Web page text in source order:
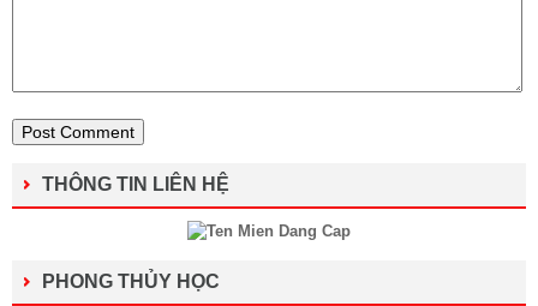
THÔNG TIN LIÊN HỆ
PHONG THỦY HỌC